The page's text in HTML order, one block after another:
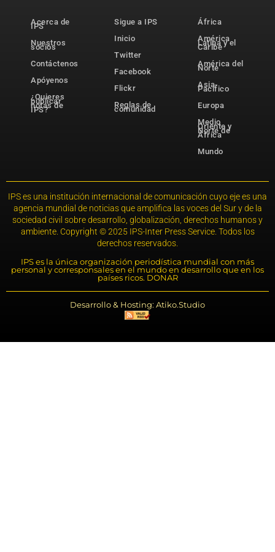
Acerca de
IPS
Nuestros
socios
Contáctenos
Apóyenos
¿Quieres
publicar
notas de
IPS?
Sigue a IPS
Inicio
Twitter
Facebook
Flickr
Reglas de
comunidad
África
América
Latina y el
Caribe
América del
Norte
Asia-
Pacífico
Europa
Medio
Oriente y
Norte de
África
Mundo
IPS es una institución internacional de comunicación cuyo eje es una
agencia mundial de noticias que amplifica las voces del Sur y de la
sociedad civil sobre desarrollo, globalización, derechos humanos y
ambiente. Copyright © 2025 IPS-Inter Press Service. Todos los
derechos reservados.
IPS es la única organización periodística mundial con más
personal y corresponsales en el mundo en desarrollo que en los
países ricos. DONAR
Desarrollo & Hosting: Atiko.Studio